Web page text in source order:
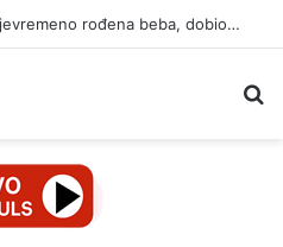
Mali Aleksej iz Teslića, prijevremeno rođena beba, dobio životnu bitku na UKC-u Srpske